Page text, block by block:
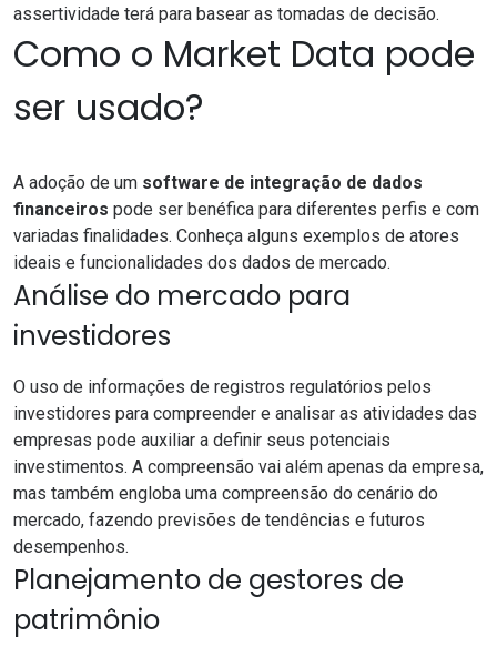
assertividade terá para basear as tomadas de decisão.
Como o Market Data pode
ser usado?
A adoção de um software de integração de dados
financeiros pode ser benéfica para diferentes perfis e com
variadas finalidades. Conheça alguns exemplos de atores
ideais e funcionalidades dos dados de mercado.
Análise do mercado para
investidores
O uso de informações de registros regulatórios pelos
investidores para compreender e analisar as atividades das
empresas pode auxiliar a definir seus potenciais
investimentos. A compreensão vai além apenas da empresa,
mas também engloba uma compreensão do cenário do
mercado, fazendo previsões de tendências e futuros
desempenhos.
Planejamento de gestores de
patrimônio